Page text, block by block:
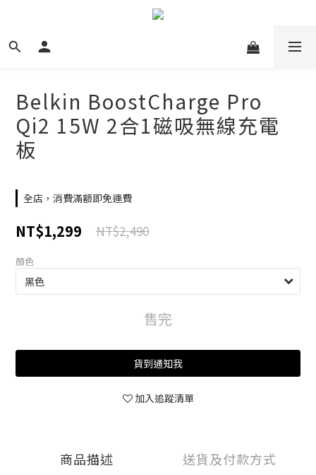
Belkin BoostCharge Pro
Qi2 15W 2合1磁吸無線充電
板
全店，消費滿額即免運費
NT$1,299 NT$2,490
顏色
售完
貨到通知我
加入追蹤清單
商品描述 送貨及付款方式